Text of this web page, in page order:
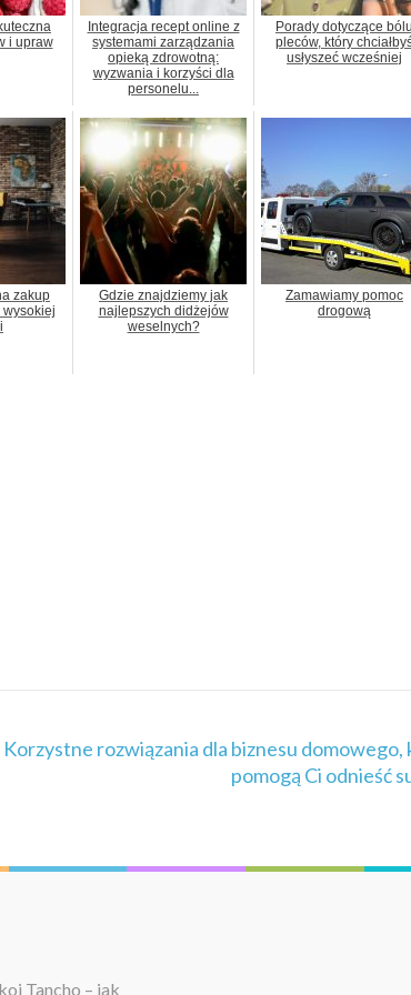
i upraw
Integracja recept online z
systemami zarządzania
opieką zdrowotną:
wyzwania i korzyści dla
personelu...
Porady dotyczące
pleców, który
usłyszeć wcześniej
zakup
Gdzie znajdziemy jak
najlepszych didżejów
weselnych?
Zamawiamy pomoc
drogową
Korzystne rozwiązania dla biznesu domowego,
pomogą Ci odnieść
Tancho – jak